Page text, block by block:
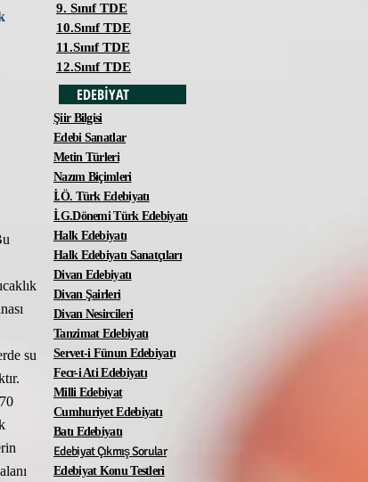
su
9. Sınıf TDE
10.Sınıf TDE
11.Sınıf TDE
12.Sınıf TDE
EDEBİYAT
Şiir Bilgisi
Edebi Sanatlar
Metin Türleri
Nazım Biçimleri
İ.Ö. Türk Edebiyatı
İ.G.Dönemi Türk Edebiyatı
Halk Edebiyatı
Halk Edebiyatı Sanatçıları
Divan Edebiyatı
Divan Şairleri
Divan Nesircileri
Tanzimat Edebiyatı
Servet-i Fünun Edebiyatı
Fecr-i Ati Edebiyatı
Milli Edebiyat
Cumhuriyet Edebiyatı
Batı Edebiyatı
Edebiyat Çıkmış Sorular
Edebiyat Konu Testleri